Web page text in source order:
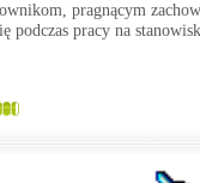
pragnącym
podczas pracy na